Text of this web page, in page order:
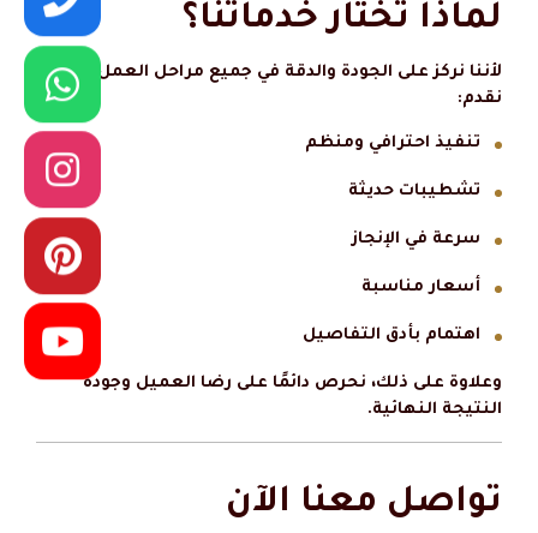
لماذا تختار خدماتنا؟
لأننا نركز على الجودة والدقة في جميع مراحل العمل، لذلك
نقدم:
تنفيذ احترافي ومنظم
تشطيبات حديثة
سرعة في الإنجاز
أسعار مناسبة
اهتمام بأدق التفاصيل
وعلاوة على ذلك، نحرص دائمًا على رضا العميل وجودة
النتيجة النهائية.
تواصل معنا الآن